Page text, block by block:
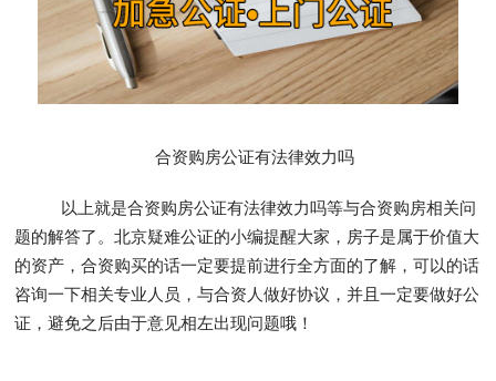
合资购房公证有法律效力吗
以上就是合资购房公证有法律效力吗等与合资购房相关问
题的解答了。北京疑难公证的小编提醒大家，房子是属于价值大
的资产，合资购买的话一定要提前进行全方面的了解，可以的话
咨询一下相关专业人员，与合资人做好协议，并且一定要做好公
证，避免之后由于意见相左出现问题哦！